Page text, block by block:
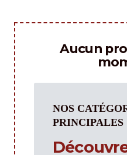
Aucun
NOS
PRINCIPALES